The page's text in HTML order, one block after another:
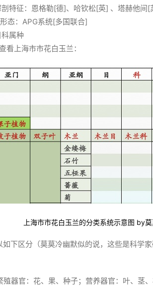
特征：恩格勒[德]、哈钦松[英] 、塔赫他间
态：APG系统[多国联合]
属种
看上海市市花白玉兰：
上海市市花白玉兰的分类系统示意图 by
如下区分（莫莫冷幽默似的说，这些是科学
殖器官：花、果、种子；营养器官：叶、茎